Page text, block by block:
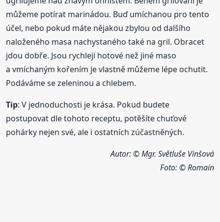
můžeme potírat marinádou. Buď umíchanou pro tento
účel, nebo pokud máte nějakou zbylou od dalšího
naloženého masa nachystaného také na gril. Obracet
jdou dobře. Jsou rychleji hotové než jiné maso
a vmíchaným kořením je vlastně můžeme lépe ochutit.
Podáváme se zeleninou a chlebem.
Tip: V jednoduchosti je krása. Pokud budete
postupovat dle tohoto receptu, potěšíte chuťové
pohárky nejen své, ale i ostatních zúčastněných.
Autor: © Mgr. Světluše Vinšová
Foto:© Romain